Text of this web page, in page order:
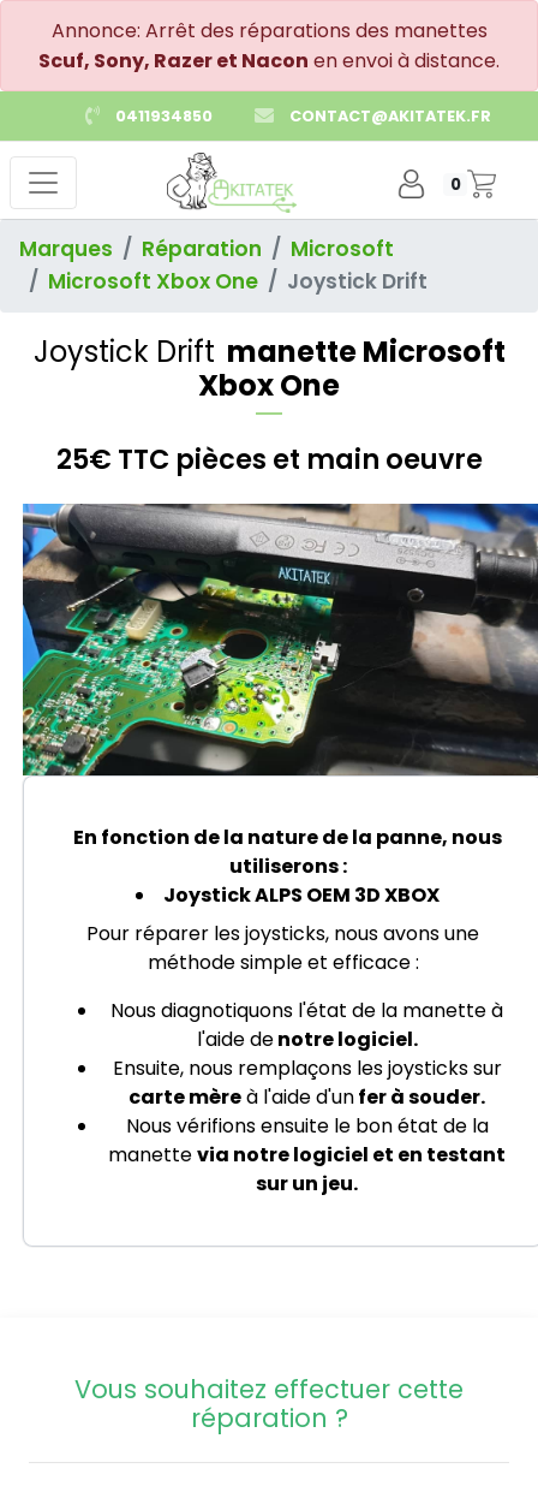
Annonce: Arrêt des réparations des manettes
Scuf, Sony, Razer et Nacon en envoi à distance.
0411934850 CONTACT@AKITATEK.FR
0
Marques Réparation
Microsoft
Microsoft Xbox One
Joystick Drift
Joystick Drift manette Microsoft
Xbox One
25€ TTC pièces et main oeuvre
En fonction de la nature de la panne, nous
utiliserons :
Joystick ALPS OEM 3D XBOX
Pour réparer les joysticks, nous avons une
méthode simple et efficace :
Nous diagnotiquons l'état de la manette à
l'aide denotre logiciel.
Ensuite, nous remplaçons les joysticks sur
carte mèreà l'aide d'unfer à souder.
Nous vérifions ensuite le bon état de la
manettevia notre logiciel et en testant
sur un jeu.
Vous souhaitez effectuer cette
réparation ?